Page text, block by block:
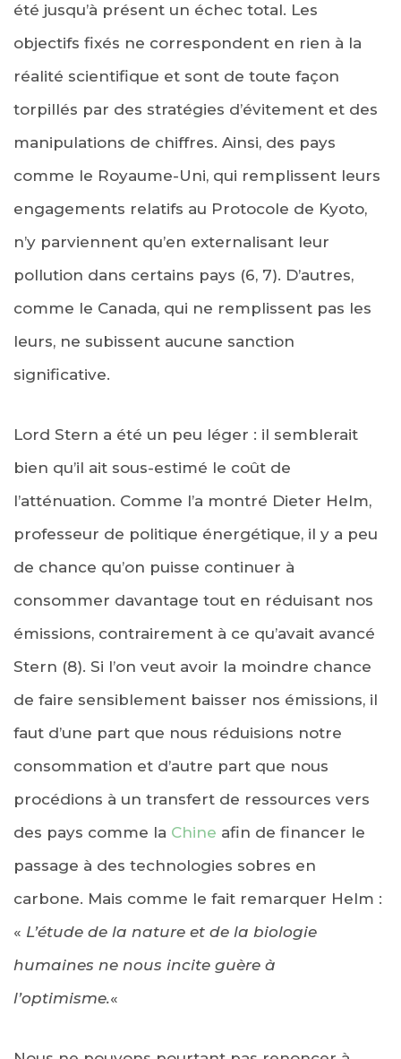
été jusqu’à présent un échec total. Les
objectifs fixés ne correspondent en rien à la
réalité scientifique et sont de toute façon
torpillés par des stratégies d’évitement et des
manipulations de chiffres. Ainsi, des pays
comme le Royaume-Uni, qui remplissent leurs
engagements relatifs au Protocole de Kyoto,
n’y parviennent qu’en externalisant leur
pollution dans certains pays (6, 7). D’autres,
comme le Canada, qui ne remplissent pas les
leurs, ne subissent aucune sanction
significative.
Lord Stern a été un peu léger : il semblerait
bien qu’il ait sous-estimé le coût de
l’atténuation. Comme l’a montré Dieter Helm,
professeur de politique énergétique, il y a peu
de chance qu’on puisse continuer à
consommer davantage tout en réduisant nos
émissions, contrairement à ce qu’avait avancé
Stern (8). Si l’on veut avoir la moindre chance
de faire sensiblement baisser nos émissions, il
faut d’une part que nous réduisions notre
consommation et d’autre part que nous
procédions à un transfert de ressources vers
des pays comme la Chine afin de financer le
passage à des technologies sobres en
carbone. Mais comme le fait remarquer Helm :
« L’étude de la nature et de la biologie
humaines ne nous incite guère à
l’optimisme.«